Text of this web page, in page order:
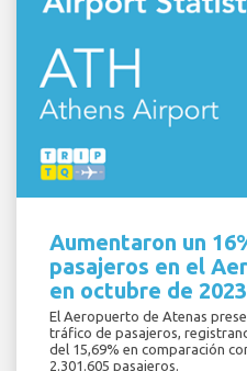
Aumentaron un
pasajeros en el
en octubre de
El Aeropuerto de Atenas
tráfico de pasajeros,
del 15,69% en comparación
2.301.605 pasajeros.